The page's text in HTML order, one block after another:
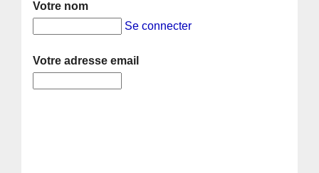
Votre nom
Se connecter
Votre adresse email